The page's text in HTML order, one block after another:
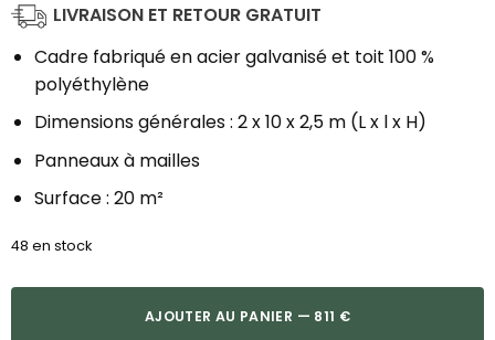
LIVRAISON ET RETOUR GRATUIT
Cadre fabriqué en acier galvanisé et toit 100 %
polyéthylène
Dimensions générales : 2 x 10 x 2,5 m (L x l x H)
Panneaux à mailles
Surface : 20 m²
48 en stock
AJOUTER AU PANIER — 811 €